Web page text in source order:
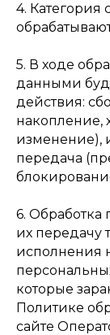
4. Категория
5. В ходе
данными
действия:
накопление,
изменение),
передача
6. Обработка
их передачу
исполнения
которые
Политике
сайте